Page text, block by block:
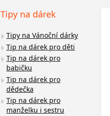
Tipy na dárek
Tipy na Vánoční dárky
Tip na dárek pro děti
Tip na dárek pro
babičku
Tip na dárek pro
dědečka
Tip na dárek pro
manželku i sestru